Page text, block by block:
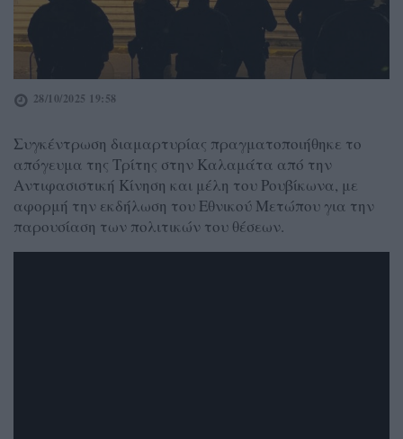
28/10/2025 19:58
Συγκέντρωση διαμαρτυρίας πραγματοποιήθηκε το
απόγευμα της Τρίτης στην Καλαμάτα από την
Αντιφασιστική Κίνηση και μέλη του Ρουβίκωνα, με
αφορμή την εκδήλωση του Εθνικού Μετώπου για την
παρουσίαση των πολιτικών του θέσεων.